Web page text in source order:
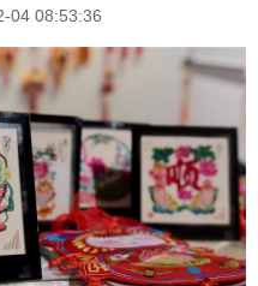
الثقافة والتعليم
السياحة والبيئة
الصور
04 08:53:36